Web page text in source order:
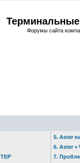
Форумы сайта
5. Aster
6. Aster +
7.